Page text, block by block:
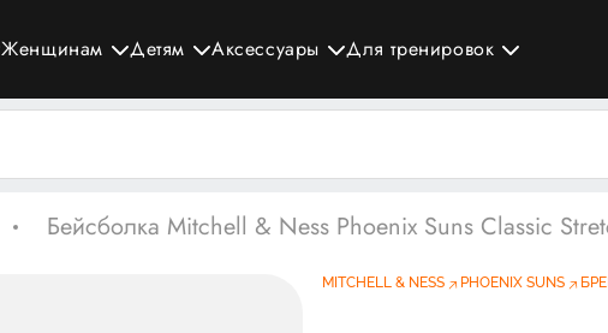
Женщинам Детям Аксессуары Для тренировок
Бейсболка Mitchell & Ness Phoenix Suns Classic
MITCHELL & NESS PHOENIX SUNS